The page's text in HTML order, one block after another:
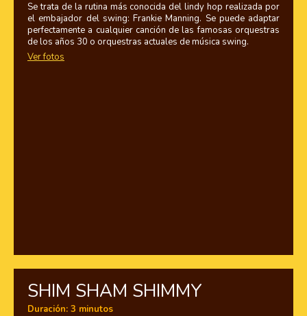
Se trata de la rutina más conocida del lindy hop realizada por
el embajador del swing: Frankie Manning. Se puede adaptar
perfectamente a cualquier canción de las famosas orquestras
de los años 30 o orquestras actuales de música swing.
Ver fotos
SHIM SHAM SHIMMY
Duración: 3 minutos